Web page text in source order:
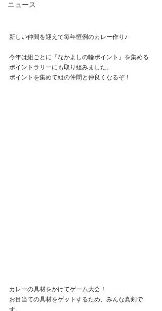
ニュース
新しい仲間を迎えて毎年恒例のカレー作り♪
今年は組ごとに『なかよしの輪ポイント』を集める
ポイントラリーにも取り組みました。
ポイントを集めて組の仲間と仲良くなるぞ！
カレーの具材をかけてゲーム大会！
お目当ての具材をゲットするため、みんな真剣で